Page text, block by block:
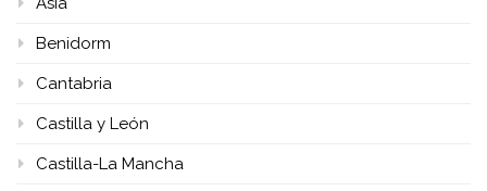
Benidorm
Cantabria
Castilla y León
Castilla-La Mancha